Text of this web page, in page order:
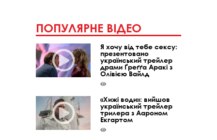
ПОПУЛЯРНЕ ВІДЕО
Я хочу від тебе сексу:
презентовано
український трейлер
драми Ґреґґа Аракі з
Олівією Вайлд
«Хижі води»: вийшов
український трейлер
трилера з Аароном
Екгартом